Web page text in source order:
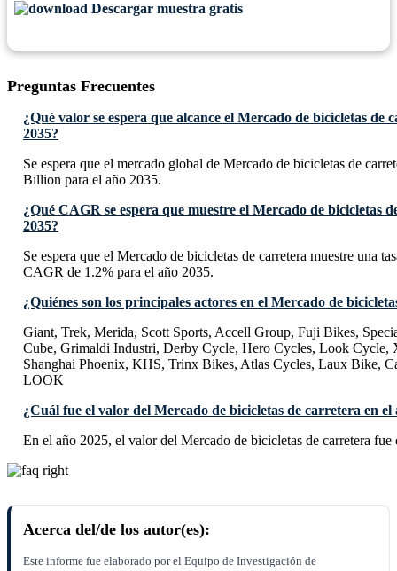
Descargar muestra gratis
Preguntas Frecuentes
¿Qué valor se espera que alcance el Mercado de bicicletas de
2035?
Se espera que el mercado global de Mercado de bicicletas de
Billion para el año 2035.
¿Qué CAGR se espera que muestre el Mercado de bicicletas
2035?
Se espera que el Mercado de bicicletas de carretera muestre una
CAGR de 1.2% para el año 2035.
¿Quiénes son los principales actores en el Mercado de
Giant, Trek, Merida, Scott Sports, Accell Group, Fuji Bikes,
Cube, Grimaldi Industri, Derby Cycle, Hero Cycles, Look Cycle,
Shanghai Phoenix, KHS, Trinx Bikes, Atlas Cycles, Laux Bike,
LOOK
¿Cuál fue el valor del Mercado de bicicletas de carretera en el
En el año 2025, el valor del Mercado de bicicletas de carretera
Acerca del/de los autor(es):
Este informe fue elaborado por el Equipo de Investigación de